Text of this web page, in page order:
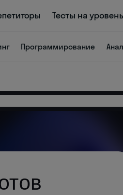
Тесты на уровень
Программирование